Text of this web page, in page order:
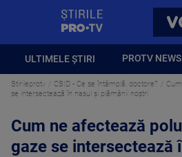
ULTIMELE ȘTIRI PROTV
Stirileprotv CSID - Ce se întâmplă, doctore?
se intersectează în nasul și plămânii noștri
Cum ne afectează
gaze se intersectează